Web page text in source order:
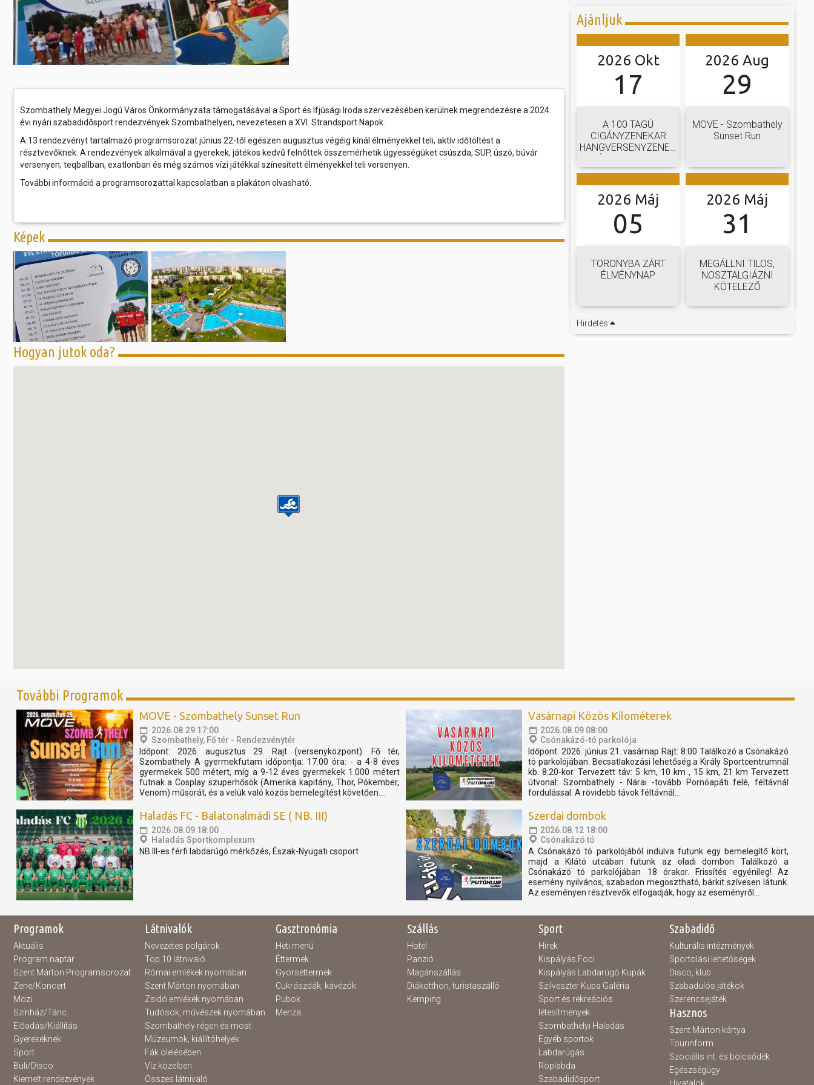
Ajánljuk
2026 Okt
17
A 100 TAGÚ
CIGÁNYZENEKAR
HANGVERSENYZENEKARI
2026 Aug
29
MOVE - Szombathely
Sunset Run
2026 Máj
05
TORONYBA ZÁRT
ÉLMÉNYNAP
2026 Máj
31
MEGÁLLNI TILOS,
NOSZTALGIÁZNI
KÖTELEZŐ
Hirdetés
Szombathely Megyei Jogú Város Önkormányzata támogatásával a Sport és Ifjúsági Iroda szervezésében kerülnek megrendezésre a 2024.
évi nyári szabadidősport rendezvények Szombathelyen, nevezetesen a XVI. Strandsport Napok.
A 13 rendezvényt tartalmazó programsorozat június 22-től egészen augusztus végéig kínál élményekkel teli, aktív időtöltést a
résztvevőknek. A rendezvények alkalmával a gyerekek, játékos kedvű felnőttek összemérhetik ügyességüket csúszda, SUP, úszó, búvár
versenyen, teqballban, exatlonban és még számos vízi játékkal színesített élményekkel teli versenyen.
További információ a programsorozattal kapcsolatban a plakáton olvasható.
Képek
Hogyan jutok oda?
További Programok
MOVE - Szombathely Sunset Run
2026.08.29 17:00
Szombathely, Fő tér - Rendezvénytér
Időpont: 2026. augusztus 29. Rajt (versenyközpont): Fő tér,
Szombathely A gyermekfutam időpontja: 17.00 óra: - a 4-8 éves
gyermekek 500 métert, míg a 9-12 éves gyermekek 1.000 métert
futnak a Cosplay szuperhősök (Amerika kapitány, Thor, Pókember,
Venom) műsorát, és a velük való közös bemelegítést követően....
Vasárnapi Közös Kilométerek
2026.08.09 08:00
Csónakázó-tó parkolója
Időpont: 2026. június 21. vasárnap Rajt: 8:00 Találkozó a Csónakázó
tó parkolójában. Becsatlakozási lehetőség a Király Sportcentrumnál
kb. 8:20-kor. Tervezett táv: 5 km, 10 km , 15 km, 21 km Tervezett
útvonal: Szombathely - Nárai -tovább Pornóapáti felé, féltávnál
fordulással. A rövidebb távok féltávnál...
Haladás FC - Balatonalmádi SE ( NB. III)
2026.08.09 18:00
Haladás Sportkomplexum
NB III-es férfi labdarúgó mérkőzés, Észak-Nyugati csoport
Szerdai dombok
2026.08.12 18:00
Csónakázó tó
A Csónakázó tó parkolójából indulva futunk egy bemelegítő kört,
majd a Kilátó utcában futunk az oladi dombon Találkozó a
Csónakázó tó parkolójában 18 órakor. Frissítés egyénileg! Az
esemény nyilvános, szabadon megosztható, bárkit szívesen látunk.
Az eseményen résztvevők elfogadják, hogy az eseményről...
Programok
Aktuális
Program naptár
Szent Márton Programsorozat
Zene/Koncert
Mozi
Színház/Tánc
Előadás/Kiállítás
Gyerekeknek
Sport
Buli/Disco
Kiemelt rendezvények
Látnivalók
Nevezetes polgárok
Top 10 látnivaló
Római emlékek nyomában
Szent Márton nyomában
Zsidó emlékek nyomában
Tudósok, művészek nyomában
Szombathely régen és most
Múzeumok, kiállítóhelyek
Fák ölelésében
Víz közelben
Összes látnivaló
Gasztronómia
Heti menü
Éttermek
Gyorséttermek
Cukrászdák, kávézók
Pubok
Menza
Szállás
Hotel
Panzió
Magánszállás
Diákotthon, turistaszálló
Kemping
Sport
Hírek
Kispályás Foci
Kispályás Labdarúgó Kupák
Szilveszter Kupa Galéria
Sport és rekreációs
létesítmények
Szombathelyi Haladás
Egyéb sportok
Labdarúgás
Röplabda
Szabadidősport
Szabadidő
Kulturális intézmények
Sportolási lehetőségek
Disco, klub
Szabadulós játékok
Szerencsejáték
Hasznos
Szent Márton kártya
Tourinform
Szociális int. és bölcsődék
Egészségügy